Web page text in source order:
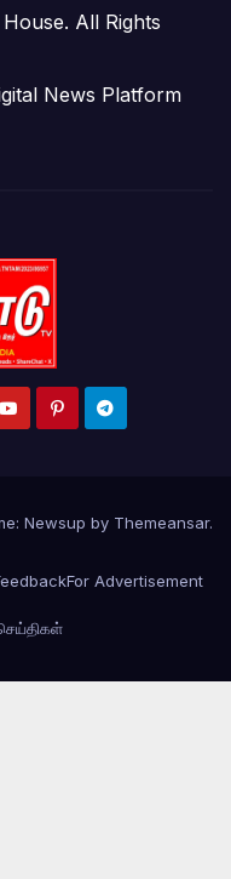
All Rights
News Platform
Newsup by Themeansar.
For Advertisement